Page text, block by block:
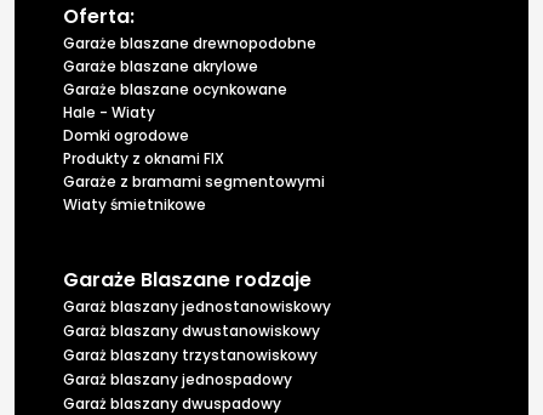
Oferta:
Garaże blaszane drewnopodobne
Garaże blaszane akrylowe
Garaże blaszane ocynkowane
Hale - Wiaty
Domki ogrodowe
Produkty z oknami FIX
Garaże z bramami segmentowymi
Wiaty śmietnikowe
Garaże Blaszane rodzaje
Garaż blaszany jednostanowiskowy
Garaż blaszany dwustanowiskowy
Garaż blaszany trzystanowiskowy
Garaż blaszany jednospadowy
Garaż blaszany dwuspadowy